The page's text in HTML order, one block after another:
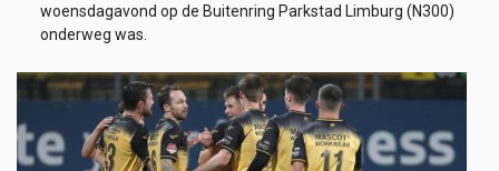
woensdagavond op de Buitenring Parkstad Limburg (N300)
onderweg was.